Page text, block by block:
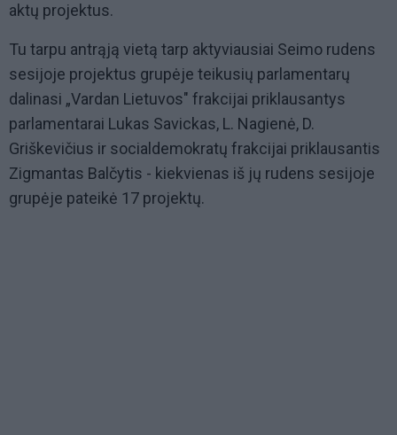
aktų projektus.
Tu tarpu antrąją vietą tarp aktyviausiai Seimo rudens
sesijoje projektus grupėje teikusių parlamentarų
dalinasi „Vardan Lietuvos" frakcijai priklausantys
parlamentarai Lukas Savickas, L. Nagienė, D.
Griškevičius ir socialdemokratų frakcijai priklausantis
Zigmantas Balčytis - kiekvienas iš jų rudens sesijoje
grupėje pateikė 17 projektų.